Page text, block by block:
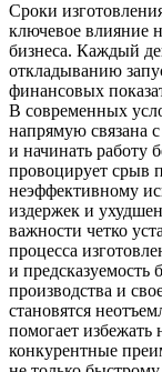
Сроки
ключевое влияние
бизнеса. Каждый
откладыванию
финансовых
В современных
напрямую связана
и начинать работу
провоцирует срыв
неэффективному
издержек и
важности четко
процесса
и предсказуемость
производства и
становятся
помогает избежать
конкурентные